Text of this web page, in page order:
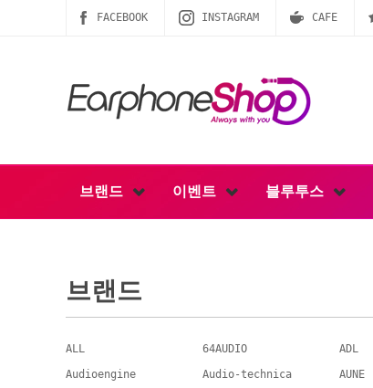
FACEBOOK INSTAGRAM CAFE
브랜드 이벤트 블루투스
브랜드
ALL 64AUDIO ADL
Audioengine
Audio-technica AUNE